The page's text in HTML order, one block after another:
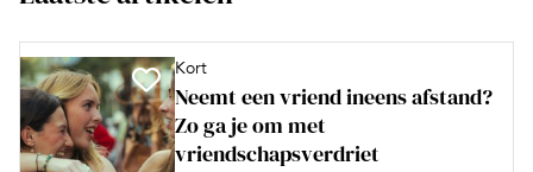
Kort
Neemt een vriend ineens afstand?
Zo ga je om met
vriendschapsverdriet